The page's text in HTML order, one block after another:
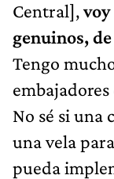
Central],
genuinos,
Tengo
No sé si una
una vela
pueda